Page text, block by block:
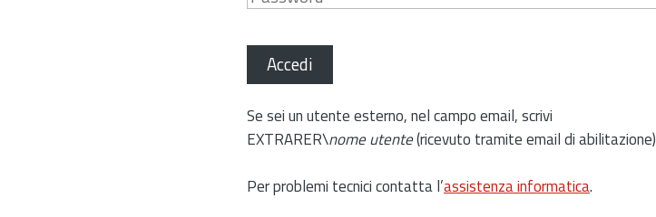
Accedi
Se sei un utente esterno, nel campo email, scrivi
EXTRARER\nome utente(ricevuto tramite email di abilitazione)
Per problemi tecnici contatta l’assistenza informatica.